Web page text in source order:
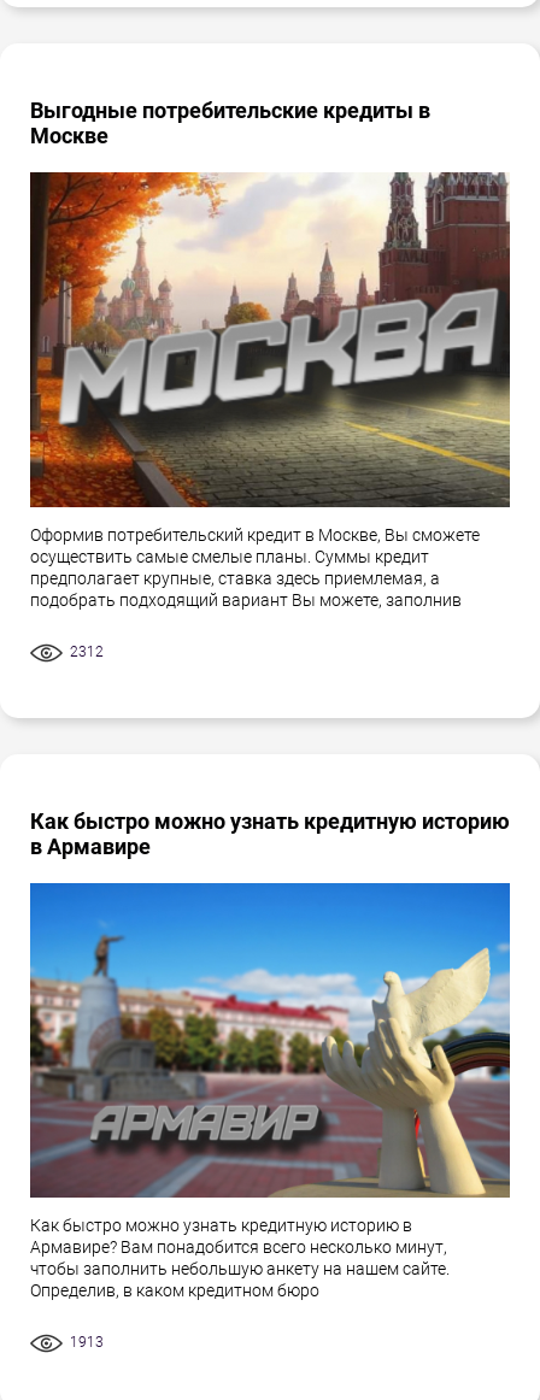
Выгодные потребительские кредиты в
Москве
Оформив потребительский кредит в Москве, Вы сможете
осуществить самые смелые планы. Суммы кредит
предполагает крупные, ставка здесь приемлемая, а
подобрать подходящий вариант Вы можете, заполнив
2312
Как быстро можно узнать кредитную историю
в Армавире
Как быстро можно узнать кредитную историю в
Армавире? Вам понадобится всего несколько минут,
чтобы заполнить небольшую анкету на нашем сайте.
Определив, в каком кредитном бюро
1913